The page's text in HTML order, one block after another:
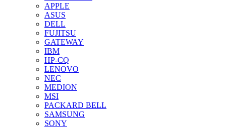
APPLE
ASUS
DELL
FUJITSU
GATEWAY
IBM
HP-CQ
LENOVO
NEC
MEDION
MSI
PACKARD BELL
SAMSUNG
SONY